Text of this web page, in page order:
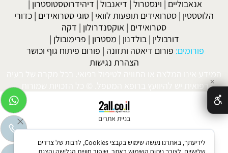
אנאבוליים | וינסטרול | דיאנבול | דיהידרוטסטוסטרון |
הלוטסטין | סטרואידים תופעות לוואי | סוגי סטרואידים | כדורי
סטרואידים | אוקסנדרולון | דקה
דורבולין | בולדנון | מסטרון | פרימובולן |
פורומים: פורום דיאטה ותזונה | פורום פיתוח גוף וכושר
הצהרת נגישות
המידע אינו המלצה או התוויה לטיפול רפואי. בכל מקרה של בעיה
רפואית יש להיוועץ ברופא המטפל. © כל הזכויות שמורות.
בניית אתרים
✕
לידיעתך, באתרנו נעשה שימוש בקבצי Cookies, לרבות של צדדים